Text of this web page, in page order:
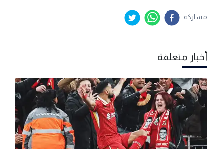
مشاركة
أخبار متعلقة